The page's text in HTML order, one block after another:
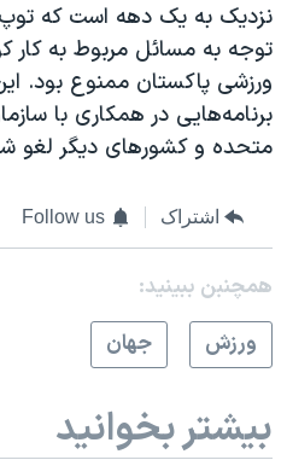
نزدیک به یک دهه است که
توجه به مسائل مربوط به کار
ورزشی پاکستان ممنوع بود.
برنامه‌هايی در همکاری با
متحده و کشورهای دیگر لغو
اشتراک Follow us
همچنبن ببینید:
ورزش
جهان
بیشتر بخوانید